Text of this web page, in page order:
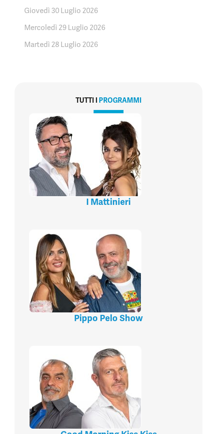
Giovedì 30 Luglio 2026
Mercoledì 29 Luglio 2026
Martedì 28 Luglio 2026
TUTTI I PROGRAMMI
I Mattinieri
Pippo Pelo Show